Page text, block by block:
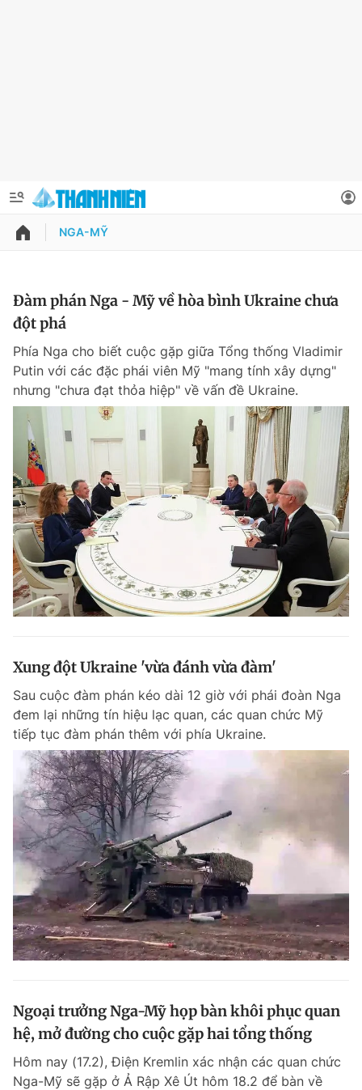
QUẢNG CÁO
Chuyên mục khác
Chào ngày mới Tin 24h
Tin thị trường Tin 360
Video Magazine
Sản phẩm khác
Tiện ích Bạn cần biết
Thông tin tòa soạn Liên hệ quảng cáo
Đọc Thanh Niên trên điện thoại
Theo dõi báo trên
Hotline
0906 645 777
Liên hệ quảng cáo
0908 780 404
Tổng biên tập: Nguyễn Ngọc Toàn
Phó tổng biên tập thường trực: Hải Thành
Phó tổng biên tập: Lâm Hiếu Dũng
Phó tổng biên tập: Trần Việt Hưng
Tổng thư ký tòa soạn: Đức Trung
Thông tin tài khoản
Đổi mật khẩu
Tin đã lưu
Tin đã xem
Đăng xuất
NGA-MỸ
Đàm phán Nga - Mỹ về hòa bình Ukraine chưa
đột phá
Phía Nga cho biết cuộc gặp giữa Tổng thống Vladimir
Putin với các đặc phái viên Mỹ "mang tính xây dựng"
nhưng "chưa đạt thỏa hiệp" về vấn đề Ukraine.
Xung đột Ukraine 'vừa đánh vừa đàm'
Sau cuộc đàm phán kéo dài 12 giờ với phái đoàn Nga
đem lại những tín hiệu lạc quan, các quan chức Mỹ
tiếp tục đàm phán thêm với phía Ukraine.
Ngoại trưởng Nga-Mỹ họp bàn khôi phục quan
hệ, mở đường cho cuộc gặp hai tổng thống
Hôm nay (17.2), Điện Kremlin xác nhận các quan chức
Nga-Mỹ sẽ gặp ở Ả Rập Xê Út hôm 18.2 để bàn về